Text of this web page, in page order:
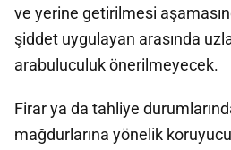
ve yerine getirilmesi
şiddet uygulayan arasında
arabuluculuk önerilmeyecek.
Firar ya da tahliye
mağdurlarına yönelik